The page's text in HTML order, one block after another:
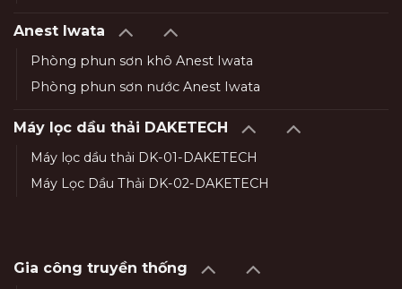
Anest Iwata
Phòng phun sơn khô Anest Iwata
Phòng phun sơn nước Anest Iwata
Máy lọc dầu thải DAKETECH
Máy lọc dầu thải DK-01-DAKETECH
Máy Lọc Dầu Thải DK-02-DAKETECH
Gia công truyền thống